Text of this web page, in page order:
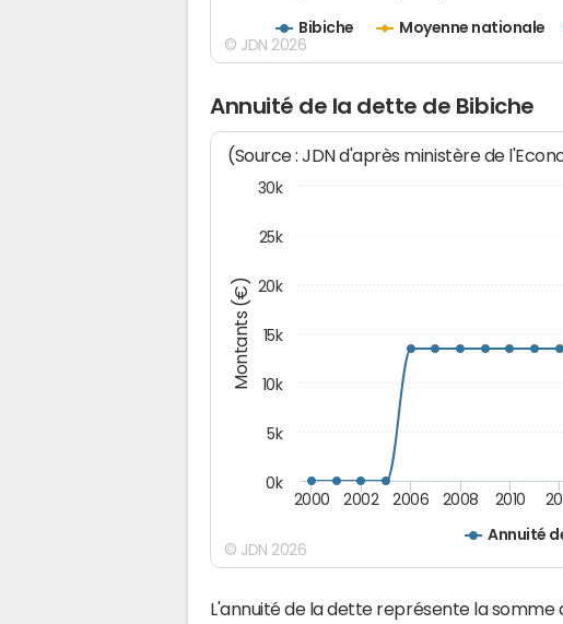
Bibiche Moyenne nationale
© JDN 2026
Annuité de la dette de Bibiche
Montants (€)
(Source : JDN d'après ministère de
Annuité
2000 2002 2006 2008 2010
0k
5k
10k
15k
20k
25k
30k
© JDN 2026
L'annuité de la dette représente la